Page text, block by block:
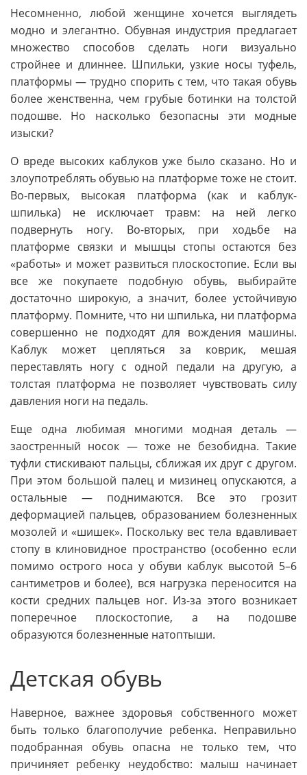
Несомненно, любой женщине хочется выглядеть
модно и элегантно. Обувная индустрия предлагает
множество способов сделать ноги визуально
стройнее и длиннее. Шпильки, узкие носы туфель,
платформы — трудно спорить с тем, что такая обувь
более женственна, чем грубые ботинки на толстой
подошве. Но насколько безопасны эти модные
изыски?
О вреде высоких каблуков уже было сказано. Но и
злоупотреблять обувью на платформе тоже не стоит.
Во-первых, высокая платформа (как и каблук-
шпилька) не исключает травм: на ней легко
подвернуть ногу. Во-вторых, при ходьбе на
платформе связки и мышцы стопы остаются без
«работы» и может развиться плоскостопие. Если вы
все же покупаете подобную обувь, выбирайте
достаточно широкую, а значит, более устойчивую
платформу. Помните, что ни шпилька, ни платформа
совершенно не подходят для вождения машины.
Каблук может цепляться за коврик, мешая
переставлять ногу с одной педали на другую, а
толстая платформа не позволяет чувствовать силу
давления ноги на педаль.
Еще одна любимая многими модная деталь —
заостренный носок — тоже не безобидна. Такие
туфли стискивают пальцы, сближая их друг с другом.
При этом большой палец и мизинец опускаются, а
остальные — поднимаются. Все это грозит
деформацией пальцев, образованием болезненных
мозолей и «шишек». Поскольку вес тела вдавливает
стопу в клиновидное пространство (особенно если
помимо острого носа у обуви каблук высотой 5–6
сантиметров и более), вся нагрузка переносится на
кости средних пальцев ног. Из-за этого возникает
поперечное плоскостопие, а на подошве
образуются болезненные натоптыши.
Детская обувь
Наверное, важнее здоровья собственного может
быть только благополучие ребенка. Неправильно
подобранная обувь опасна не только тем, что
причиняет ребенку неудобство: малыш начинает